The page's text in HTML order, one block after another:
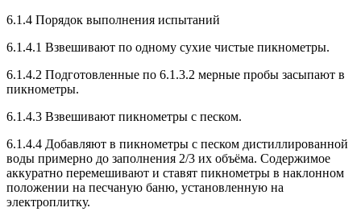
6.1.4 Порядок выполнения испытаний
6.1.4.1 Взвешивают по одному сухие чистые пикнометры.
6.1.4.2 Подготовленные по 6.1.3.2 мерные пробы засыпают в
пикнометры.
6.1.4.3 Взвешивают пикнометры с песком.
6.1.4.4 Добавляют в пикнометры с песком дистиллированной
воды примерно до заполнения 2/3 их объёма. Содержимое
аккуратно перемешивают и ставят пикнометры в наклонном
положении на песчаную баню, установленную на
электроплитку.